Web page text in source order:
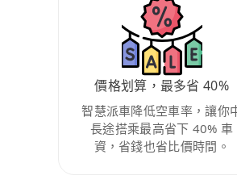
價格划算，最多省 40%
智慧派車降低空車率，讓你
長途搭乘最高省下 40% 車
資，省錢也省比價時間。